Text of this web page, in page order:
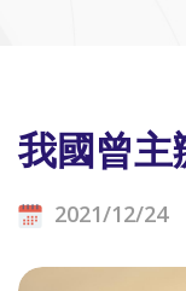
我國曾主
2021/12/24